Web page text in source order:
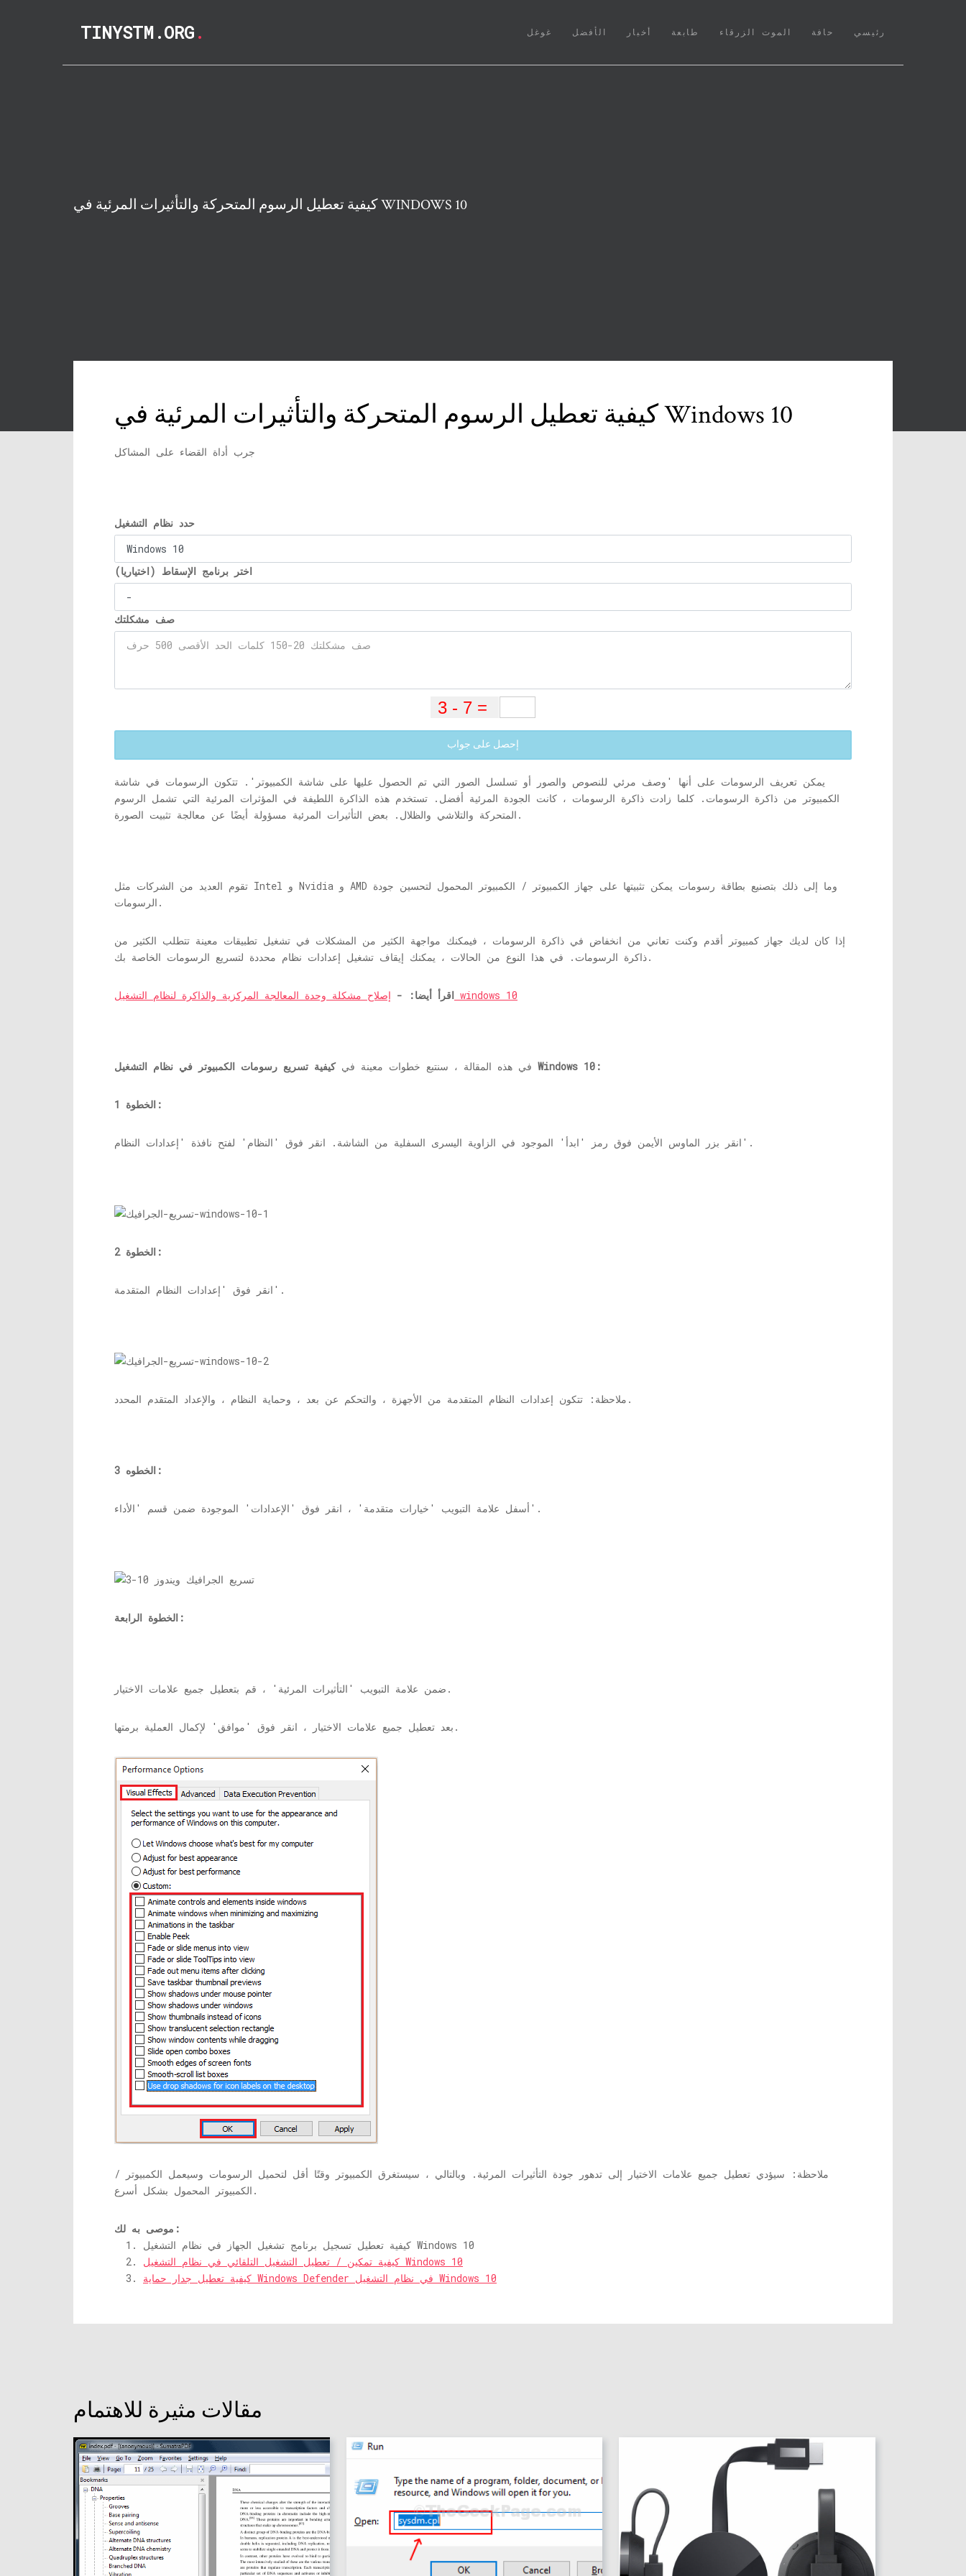
TINYSTM.ORG. رئيسي
(CURRENT) حافة الموت الزرقاء طابعة أخبار الأفضل غوغل
كيفية تعطيل الرسوم المتحركة والتأثيرات المرئية في WINDOWS 10
كيفية تعطيل الرسوم المتحركة والتأثيرات المرئية في Windows 10
جرب أداة القضاء على المشاكل
حدد نظام التشغيل
اختر برنامج الإسقاط (اختياريا)
صف مشكلتك
إحصل على جواب
يمكن تعريف الرسومات على أنها 'وصف مرئي للنصوص والصور أو تسلسل الصور التي تم الحصول عليها على شاشة الكمبيوتر'. تتكون الرسومات في شاشة
الكمبيوتر من ذاكرة الرسومات. كلما زادت ذاكرة الرسومات ، كانت الجودة المرئية أفضل. تستخدم هذه الذاكرة اللطيفة في المؤثرات المرئية التي تشمل الرسوم
المتحركة والتلاشي والظلال. بعض التأثيرات المرئية مسؤولة أيضًا عن معالجة تثبيت الصورة.
تقوم العديد من الشركات مثل Intel و Nvidia و AMD وما إلى ذلك بتصنيع بطاقة رسومات يمكن تثبيتها على جهاز الكمبيوتر / الكمبيوتر المحمول لتحسين جودة
الرسومات.
إذا كان لديك جهاز كمبيوتر أقدم وكنت تعاني من انخفاض في ذاكرة الرسومات ، فيمكنك مواجهة الكثير من المشكلات في تشغيل تطبيقات معينة تتطلب الكثير من
ذاكرة الرسومات. في هذا النوع من الحالات ، يمكنك إيقاف تشغيل إعدادات نظام محددة لتسريع الرسومات الخاصة بك.
اقرأ أيضا: - إصلاح مشكلة وحدة المعالجة المركزية والذاكرة لنظام التشغيل windows 10
في هذه المقالة ، سنتبع خطوات معينة في كيفية تسريع رسومات الكمبيوتر في نظام التشغيل Windows 10:
الخطوة 1:
انقر بزر الماوس الأيمن فوق رمز 'ابدأ' الموجود في الزاوية اليسرى السفلية من الشاشة. انقر فوق 'النظام' لفتح نافذة 'إعدادات النظام'.
الخطوة 2:
انقر فوق 'إعدادات النظام المتقدمة'.
ملاحظة: تتكون إعدادات النظام المتقدمة من الأجهزة ، والتحكم عن بعد ، وحماية النظام ، والإعداد المتقدم المحدد.
الخطوه 3:
أسفل علامة التبويب 'خيارات متقدمة' ، انقر فوق 'الإعدادات' الموجودة ضمن قسم 'الأداء'.
الخطوة الرابعة:
ضمن علامة التبويب 'التأثيرات المرئية' ، قم بتعطيل جميع علامات الاختيار.
بعد تعطيل جميع علامات الاختيار ، انقر فوق 'موافق' لإكمال العملية برمتها.
ملاحظة: سيؤدي تعطيل جميع علامات الاختيار إلى تدهور جودة التأثيرات المرئية. وبالتالي ، سيستغرق الكمبيوتر وقتًا أقل لتحميل الرسومات وسيعمل الكمبيوتر /
الكمبيوتر المحمول بشكل أسرع.
موصى به لك:
كيفية تعطيل تسجيل برنامج تشغيل الجهاز في نظام التشغيل Windows 10
كيفية تمكين / تعطيل التشغيل التلقائي في نظام التشغيل Windows 10
كيفية تعطيل جدار حماية Windows Defender في نظام التشغيل Windows 10
مقالات مثيرة للاهتمام